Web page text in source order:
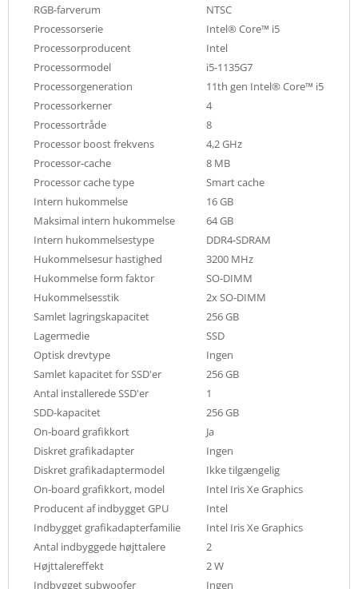
RGB-farverum
NTSC
Processorserie
Intel® Core™ i5
Processorproducent
Intel
Processormodel
i5-1135G7
Processorgeneration
11th gen Intel® Core™ i5
Processorkerner
4
Processortråde
8
Processor boost frekvens
4,2 GHz
Processor-cache
8 MB
Processor cache type
Smart cache
Intern hukommelse
16 GB
Maksimal intern hukommelse
64 GB
Intern hukommelsestype
DDR4-SDRAM
Hukommelsesur hastighed
3200 MHz
Hukommelse form faktor
SO-DIMM
Hukommelsesstik
2x SO-DIMM
Samlet lagringskapacitet
256 GB
Lagermedie
SSD
Optisk drevtype
Ingen
Samlet kapacitet for SSD'er
256 GB
Antal installerede SSD'er
1
SDD-kapacitet
256 GB
On-board grafikkort
Ja
Diskret grafikadapter
Ingen
Diskret grafikadaptermodel
Ikke tilgængelig
On-board grafikkort, model
Intel Iris Xe Graphics
Producent af indbygget GPU
Intel
Indbygget grafikadapterfamilie
Intel Iris Xe Graphics
Antal indbyggede højttalere
2
Højttalereffekt
2 W
Indbygget subwoofer
Ingen